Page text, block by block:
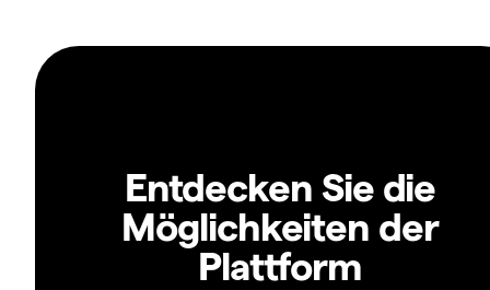
Entdecken Sie die
Möglichkeiten der
Plattform